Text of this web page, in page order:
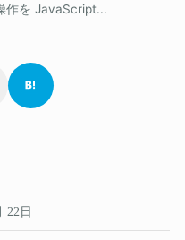
作を JavaScript...
22日